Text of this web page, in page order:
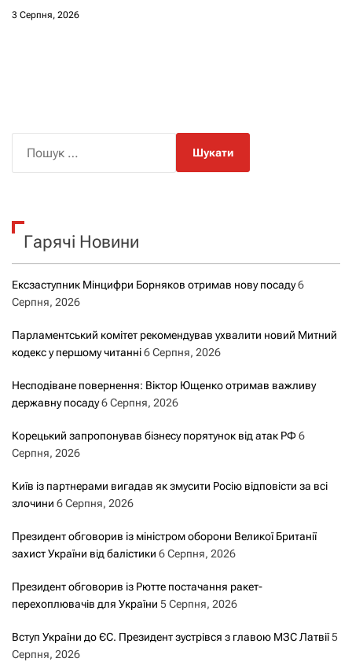
3 Серпня, 2026
к
Гарячі Новини
Ексзаступник Мінцифри Борняков отримав нову посаду6
Серпня, 2026
Парламентський комітет рекомендував ухвалити новий Митний
кодекс у першому читанні6 Серпня, 2026
Несподіване повернення: Віктор Ющенко отримав важливу
державну посаду6 Серпня, 2026
Корецький запропонував бізнесу порятунок від атак РФ6
Серпня, 2026
Київ із партнерами вигадав як змусити Росію відповісти за всі
злочини 6 Серпня, 2026
Президент обговорив із міністром оборони Великої Британії
захист України від балістики 6 Серпня, 2026
Президент обговорив із Рютте постачання ракет-
перехоплювачів для України 5 Серпня, 2026
Вступ України до ЄС. Президент зустрівся з главою МЗС Латвії5
Серпня, 2026